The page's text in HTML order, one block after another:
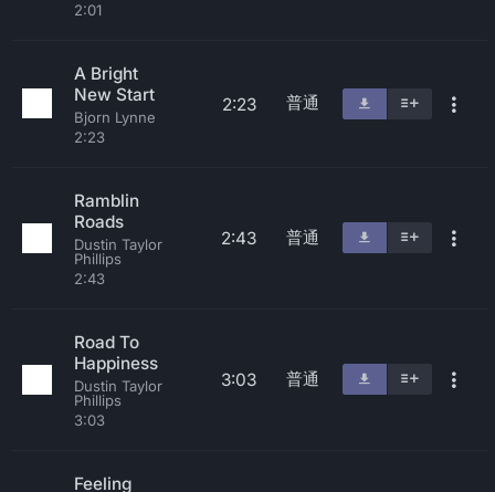
2:01
A Bright
New Start
Bjorn Lynne
2:23
2:23 普通
Ramblin
Roads
Dustin Taylor
Phillips
2:43
2:43 普通
Road To
Happiness
Dustin Taylor
Phillips
3:03
3:03 普通
Feeling